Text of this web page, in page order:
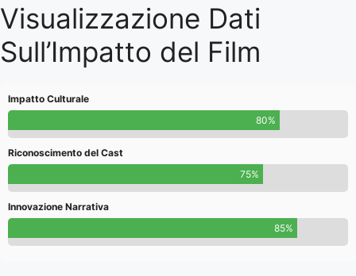
Visualizzazione Dati
Sull’Impatto del Film
Impatto Culturale
80%
Riconoscimento del Cast
75%
Innovazione Narrativa
85%